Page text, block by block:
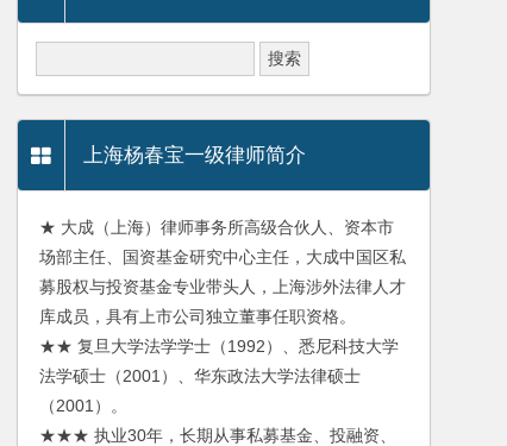
上海杨春宝一级律师简介
★ 大成（上海）律师事务所高级合伙人、资本市
场部主任、国资基金研究中心主任，大成中国区私
募股权与投资基金专业带头人，上海涉外法律人才
库成员，具有上市公司独立董事任职资格。
★★ 复旦大学法学学士（1992）、悉尼科技大学
法学硕士（2001）、华东政法大学法律硕士
（2001）。
★★★ 执业30年，长期从事私募基金、投融资、